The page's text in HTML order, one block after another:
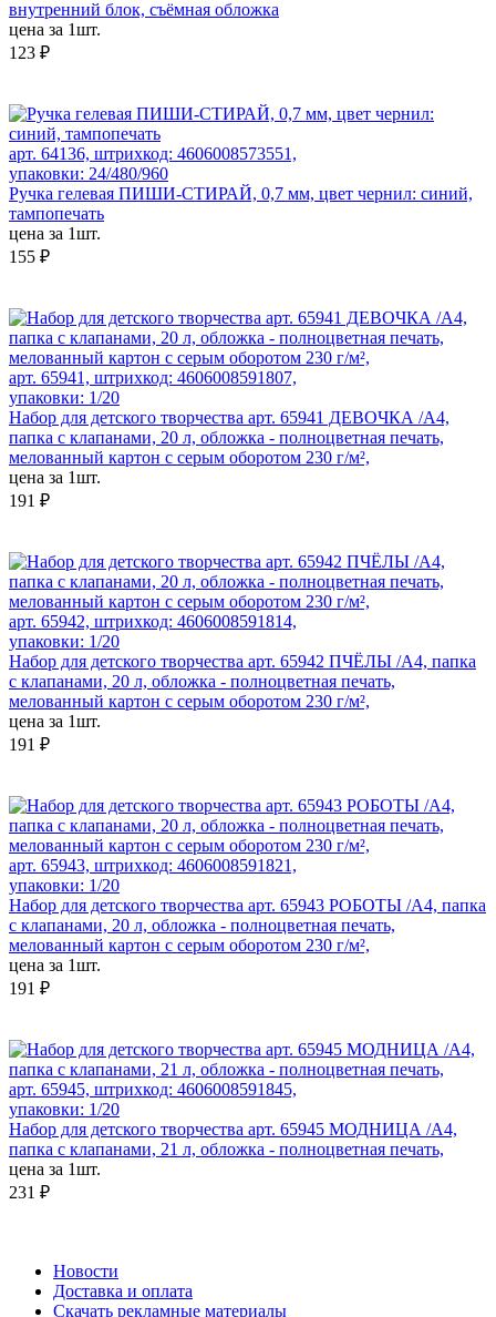
внутренний блок, съёмная обложка
цена за 1шт.
123 ₽
арт. 64136, штрихкод: 4606008573551,
упаковки: 24/480/960
Ручка гелевая ПИШИ-СТИРАЙ, 0,7 мм, цвет чернил: синий,
тампопечать
цена за 1шт.
155 ₽
арт. 65941, штрихкод: 4606008591807,
упаковки: 1/20
Набор для детского творчества арт. 65941 ДЕВОЧКА /А4,
папка с клапанами, 20 л, обложка - полноцветная печать,
мелованный картон с серым оборотом 230 г/м²,
цена за 1шт.
191 ₽
арт. 65942, штрихкод: 4606008591814,
упаковки: 1/20
Набор для детского творчества арт. 65942 ПЧЁЛЫ /А4, папка
с клапанами, 20 л, обложка - полноцветная печать,
мелованный картон с серым оборотом 230 г/м²,
цена за 1шт.
191 ₽
арт. 65943, штрихкод: 4606008591821,
упаковки: 1/20
Набор для детского творчества арт. 65943 РОБОТЫ /А4, папка
с клапанами, 20 л, обложка - полноцветная печать,
мелованный картон с серым оборотом 230 г/м²,
цена за 1шт.
191 ₽
арт. 65945, штрихкод: 4606008591845,
упаковки: 1/20
Набор для детского творчества арт. 65945 МОДНИЦА /А4,
папка с клапанами, 21 л, обложка - полноцветная печать,
цена за 1шт.
231 ₽
Новости
Доставка и оплата
Скачать рекламные материалы